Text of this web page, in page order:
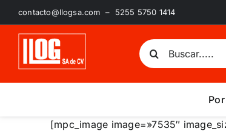
Saltar
al
contenido
contacto@llogsa.com – 5255 5750 1414
Buscar:
[mpc_image image=»7535″